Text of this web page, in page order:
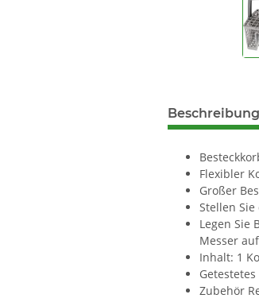
Beschreibung
Flexibler
Großer
Stellen
Legen Sie
Messer
Inhalt: 1
Zubehör